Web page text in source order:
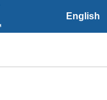
English